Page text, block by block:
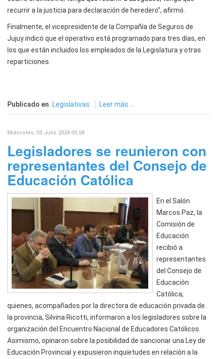
recurrir a la justicia para declaración de heredero”, afirmó.
Finalmente, el vicepresidente de la Compañía de Seguros de
Jujuy indicó que el operativo está programado para tres días, en
los que están incluidos los empleados de la Legislatura y otras
reparticiones.
Publicado en Legislativas Leer más ...
Miércoles, 03 Julio 2024 05:58
Legisladores se reunieron con
representantes del Consejo de
Educación Católica
En el Salón
Marcos Paz, la
Comisión de
Educación
recibió a
representantes
del Consejo de
Educación
Católica,
quienes, acompañados por la directora de educación privada de
la provincia, Silvina Ricotti, informaron a los legisladores sobre la
organización del Encuentro Nacional de Educadores Católicos.
Asimismo, opinaron sobre la posibilidad de sancionar una Ley de
Educación Provincial y expusieron inquietudes en relación a la